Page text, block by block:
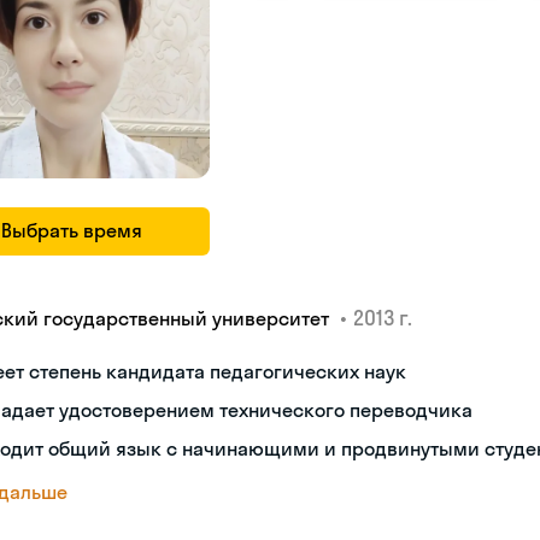
Выбрать время
государственный университет • 2013 г.
степень кандидата педагогических наук
удостоверением технического переводчика
общий язык с начинающими и продвинутыми